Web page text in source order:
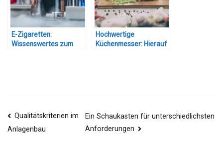
E-Zigaretten:
Wissenswertes zum
Hochwertige
Küchenmesser: Hierauf
Beitragsnavigation
Qualitätskriterien im
Anlagenbau
Ein Schaukasten für unterschiedlichsten
Anforderungen